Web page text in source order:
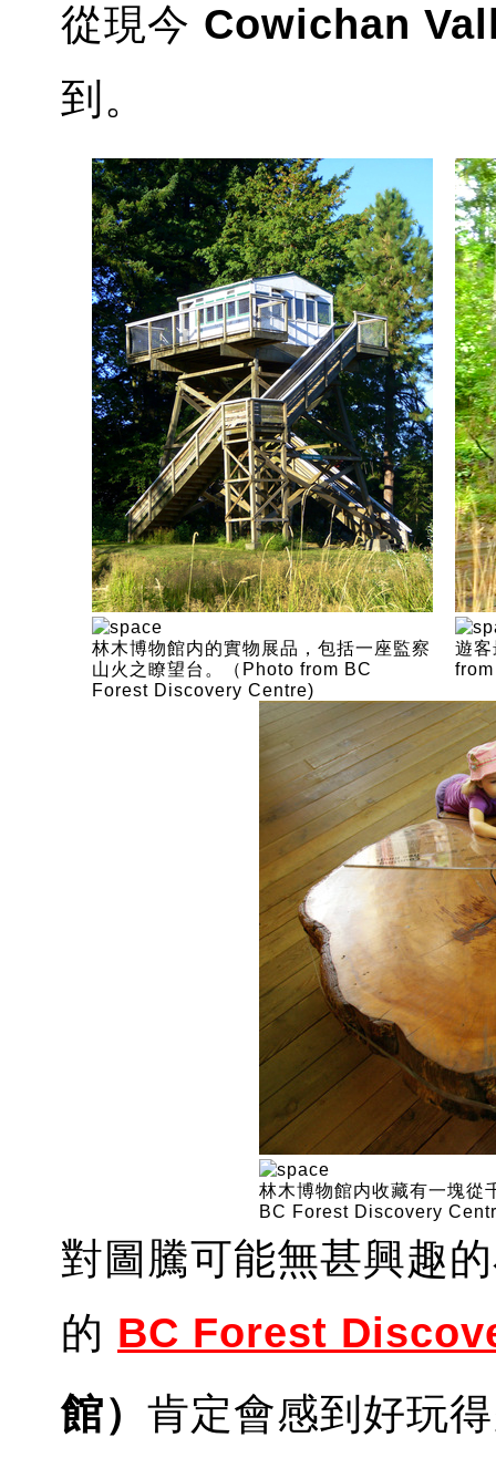
從現今 Cowichan
到。
林木博物館内的實物展品，包括一座監察
山火之瞭望台。（Photo from BC
Forest Discovery Centre)
遊
林木博物館内收藏有一塊從
BC Forest Discovery
對圖騰可能無甚興趣
的 BC Forest
館） 肯定會感到好玩